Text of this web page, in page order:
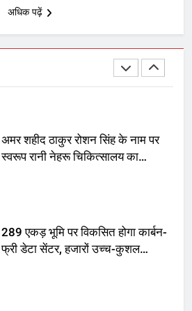
अधिक पढ़ें
SRN अस्पताल का नाम अमर शहीद ठाकुर
रोशन सिंह के नाम पर करने की मांग तेज
अमर शहीद ठाकुर रोशन सिंह के नाम पर
स्वरूप रानी नेहरू चिकित्सालय का
289 एकड़ भूमि पर विकसित होगा कार्बन-
फ्री डेटा सेंटर, हजारों उच्च-कुशल